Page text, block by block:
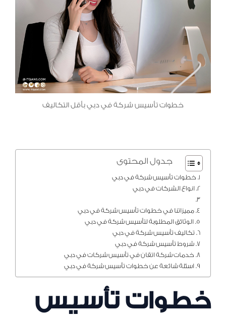
خطوات تأسيس شركة في دبي بأقل التكاليف
جدول المحتوى
خطوات تأسيس شركة في دبي
انواع الشركات في دبي
مميزاتنا في خطوات تأسيس شركة في دبي
الوثائق المطلوبة لتأسيس شركة في دبي
تكاليف تأسيس شركة في دبي
شروط تأسيس شركة في دبي
خدمات شركة اتقان في تأسيس شركات في دبي
اسئلة شائعة عن خطوات تأسيس شركة في دبي
خطوات تأسيس